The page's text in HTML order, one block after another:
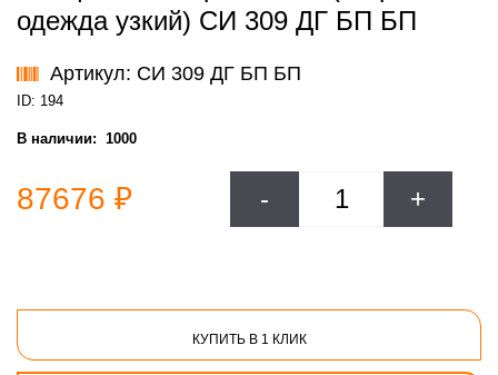
одежда узкий) СИ 309 ДГ БП БП
Артикул: СИ 309 ДГ БП БП
ID: 194
В наличии: 1000
87676 ₽ - +
КУПИТЬ В 1 КЛИК